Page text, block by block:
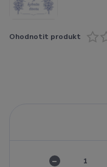
Ohodnotit produkt